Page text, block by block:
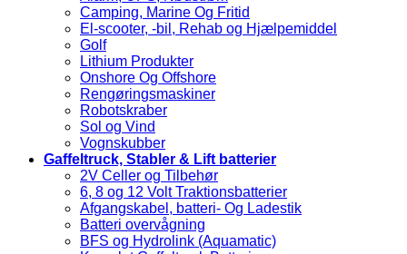
Camping, Marine Og Fritid
El-scooter, -bil, Rehab og Hjælpemiddel
Golf
Lithium Produkter
Onshore Og Offshore
Rengøringsmaskiner
Robotskraber
Sol og Vind
Vognskubber
Gaffeltruck, Stabler & Lift batterier
2V Celler og Tilbehør
6, 8 og 12 Volt Traktionsbatterier
Afgangskabel, batteri- Og Ladestik
Batteri overvågning
BFS og Hydrolink (Aquamatic)